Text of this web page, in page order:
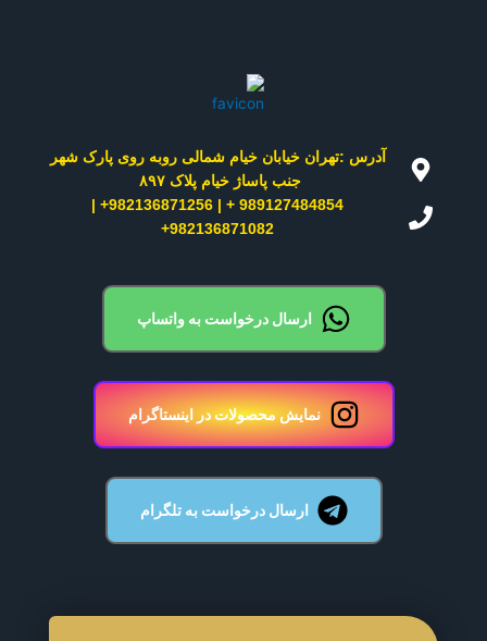
آدرس :تهران خیابان خیام شمالی روبه روی پارک شهر
جنب پاساژ خیام پلاک ۸۹۷ ​
989127484854 + | 982136871256+ |
982136871082+
ارسال درخواست به واتساپ
نمایش محصولات در اینستاگرام
ارسال درخواست به تلگرام